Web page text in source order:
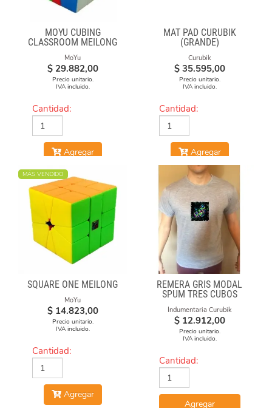
MOYU CUBING
CLASSROOM MEILONG
POLARIS CUBE
STICKERLESS
MoYu
$ 29.882,00
Precio unitario.
IVA incluido.
Cantidad:
Agregar
MAT PAD CURUBIK
(GRANDE)
Curubik
$ 35.595,00
Precio unitario.
IVA incluido.
Cantidad:
Agregar
MÁS VENDIDO
SQUARE ONE MEILONG
MoYu
$ 14.823,00
Precio unitario.
IVA incluido.
Cantidad:
Agregar
REMERA GRIS MODAL
SPUM TRES CUBOS
Indumentaria Curubik
$ 12.912,00
Precio unitario.
IVA incluido.
Cantidad:
Agregar